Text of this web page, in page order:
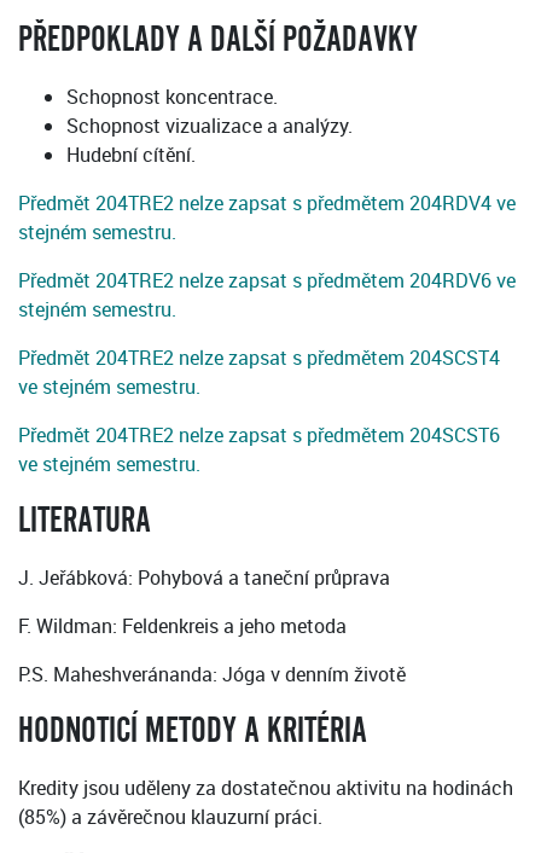
PŘEDPOKLADY A DALŠÍ POŽADAVKY
Schopnost koncentrace.
Schopnost vizualizace a analýzy.
Hudební cítění.
Předmět 204TRE2 nelze zapsat s předmětem 204RDV4 ve
stejném semestru.
Předmět 204TRE2 nelze zapsat s předmětem 204RDV6 ve
stejném semestru.
Předmět 204TRE2 nelze zapsat s předmětem 204SCST4
ve stejném semestru.
Předmět 204TRE2 nelze zapsat s předmětem 204SCST6
ve stejném semestru.
LITERATURA
J. Jeřábková: Pohybová a taneční průprava
F. Wildman: Feldenkreis a jeho metoda
P.S. Maheshveránanda: Jóga v denním životě
HODNOTICÍ METODY A KRITÉRIA
Kredity jsou uděleny za dostatečnou aktivitu na hodinách
(85%) a závěrečnou klauzurní práci.